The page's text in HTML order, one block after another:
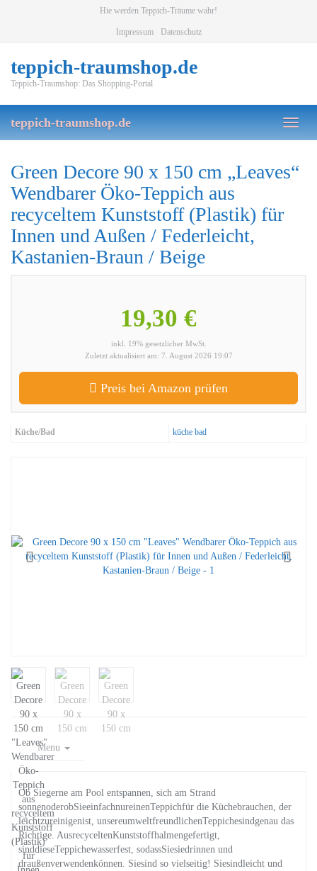
Hie werden Teppich-Träume wahr!
Impressum Datenschutz
teppich-traumshop.de
Teppich-Traumshop: Das Shopping-Portal
Toggle
teppich-traumshop.de
Green Decore 90 x 150 cm „Leaves“
Wendbarer Öko-Teppich aus
recyceltem Kunststoff (Plastik) für
Innen und Außen / Federleicht,
Kastanien-Braun / Beige
19,30 €
inkl. 19% gesetzlicher MwSt.
Zuletzt aktualisiert am: 7. August 2026 19:07
Preis bei Amazon prüfen
Küche/Bad küche bad
Menu
Ob Siegerne am Pool entspannen, sich am Strand
sonnenoderobSieeinfachnureinenTeppichfür die Küchebrauchen, der
leichtzureinigenist, unsereumweltfreundlichenTeppichesindgenau das
Richtige. AusrecyceltenKunststoffhalmengefertigt,
sinddieseTeppichewasserfest, sodassSiesiedrinnen und
draußenverwendenkönnen. Siesind so vielseitig! Siesindleicht und